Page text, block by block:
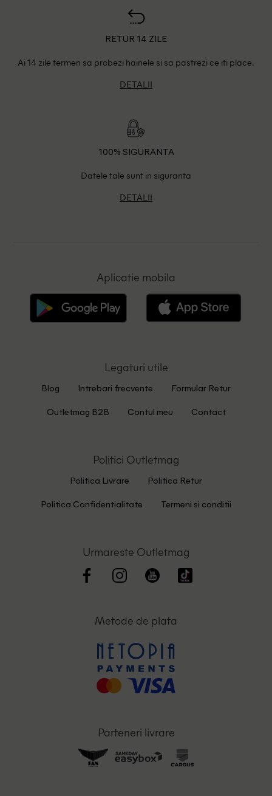
RETUR 14 ZILE
Ai 14 zile termen sa probezi hainele si sa pastrezi ce iti place.
DETALII
100% SIGURANTA
Datele tale sunt in siguranta
DETALII
Aplicatie mobila
Legaturi utile
Blog Intrebari frecvente Formular Retur
Outletmag B2B Contul meu Contact
Politici Outletmag
Politica Livrare Politica Retur
Politica Confidentialitate Termeni si conditii
Urmareste Outletmag
Metode de plata
Parteneri livrare